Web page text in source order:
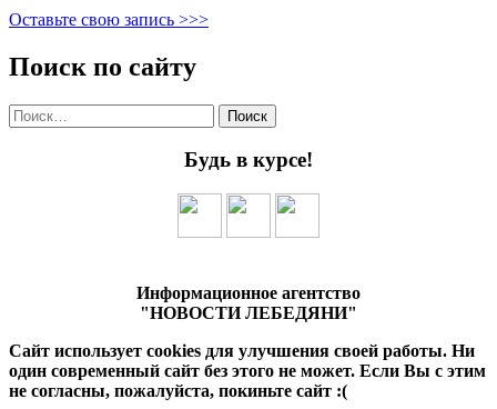
Оставьте свою запись >>>
Поиск по сайту
Найти:
Будь в курсе!
Информационное агентство
"НОВОСТИ ЛЕБЕДЯНИ"
Сайт использует cookies для улучшения своей работы. Ни
один современный сайт без этого не может. Если Вы с этим
не согласны, пожалуйста, покиньте сайт :(